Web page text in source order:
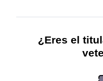
¿Eres el